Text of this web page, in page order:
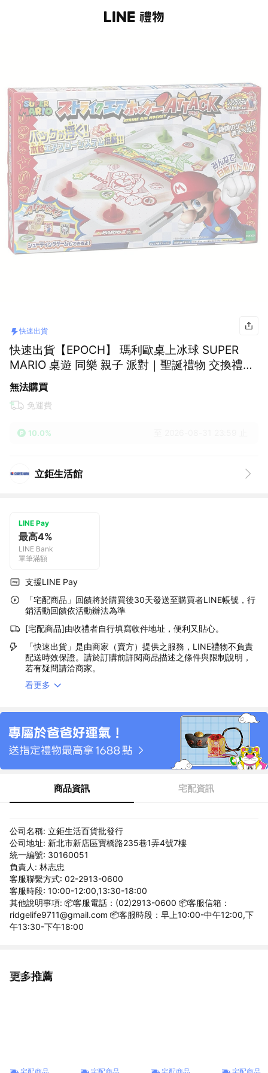
快速出貨
快速出貨【EPOCH】 瑪利歐桌上冰球 SUPER
MARIO 桌遊 同樂 親子 派對｜聖誕禮物 交換禮物
生日禮物
無法購買
免運費
10.0%
立鉅生活館
LINE Pay
最高4%
LINE Bank
單筆滿額
支援LINE Pay
「宅配商品」回饋將於購買後30天發送至購買者LINE帳號，行
銷活動回饋依活動辦法為準
[宅配商品]由收禮者自行填寫收件地址，便利又貼心。
「快速出貨」是由商家（賣方）提供之服務，LINE禮物不負責
配送時效保證。請於訂購前詳閱商品描述之條件與限制說明，
若有疑問請洽商家。
看更多
商品資訊 宅配資訊
公司名稱: 立鉅生活百貨批發行
公司地址: 新北市新店區寶橋路235巷1弄4號7樓
統一編號: 30160051
負責人: 林志忠
客服聯繫方式: 02-2913-0600
客服時段: 10:00-12:00,13:30-18:00
其他說明事項: 📦客服電話：(02)2913-0600 📦客服信箱：
ridgelife9711@gmail.com 📦客服時段：早上10:00-中午12:00,下
午13:30-下午18:00
更多推薦
看更多